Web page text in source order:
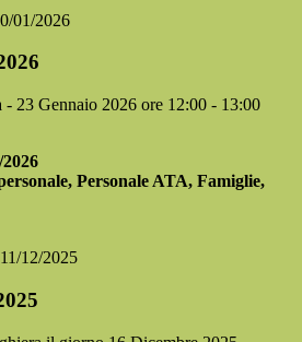
01/2026
- 23 Gennaio 2026 ore 12:00 - 13:00
Personale ATA, Famiglie,
12/2025